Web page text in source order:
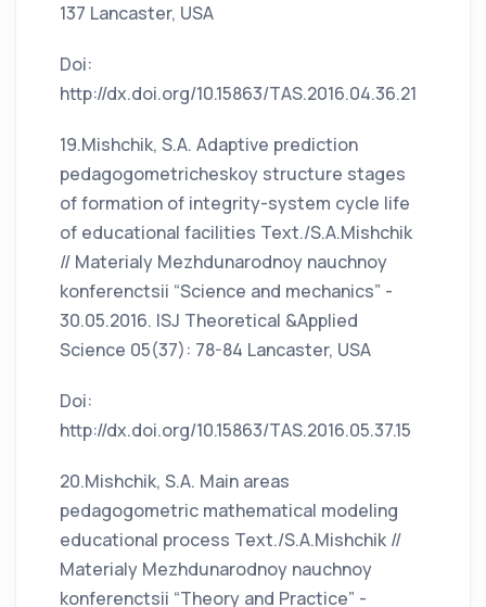
137 Lancaster, USA
Doi:
http://dx.doi.org/10.15863/TAS.2016.04.36.21
19.Mishchik, S.A. Adaptive prediction
pedagogometricheskoy structure stages
of formation of integrity-system cycle life
of educational facilities Text./S.A.Mishchik
// Materialy Mezhdunarodnoy nauchnoy
konferenctsii “Science and mechanics” -
30.05.2016. ISJ Theoretical &Applied
Science 05(37): 78-84 Lancaster, USA
Doi:
http://dx.doi.org/10.15863/TAS.2016.05.37.15
20.Mishchik, S.A. Main areas
pedagogometric mathematical modeling
educational process Text./S.A.Mishchik //
Materialy Mezhdunarodnoy nauchnoy
konferenctsii “Theory and Practice” -